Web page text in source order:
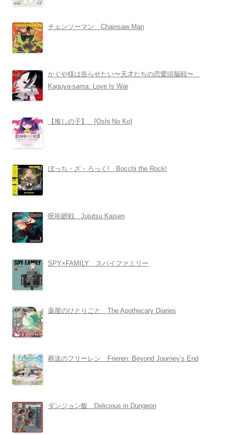
チェンソーマン Chainsaw Man
かぐや様は告らせたい〜天才たちの恋愛頭脳戦〜
Kaguya-sama: Love Is War
【推しの子】 [Oshi No Ko]
ぼっち・ざ・ろっく! Bocchi the Rock!
呪術廻戦 Jujutsu Kaisen
SPY×FAMILY スパイファミリー
薬屋のひとりごと The Apothecary Diaries
葬送のフリーレン Frieren: Beyond Journey’s End
ダンジョン飯 Delicious in Dungeon